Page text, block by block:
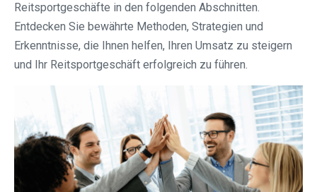
Reitsportgeschäfte in den folgenden Abschnitten.
Entdecken Sie bewährte Methoden, Strategien und
Erkenntnisse, die Ihnen helfen, Ihren Umsatz zu steigern
und Ihr Reitsportgeschäft erfolgreich zu führen.